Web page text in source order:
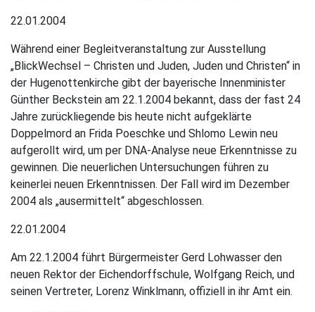
22.01.2004
Während einer Begleitveranstaltung zur Ausstellung
„BlickWechsel – Christen und Juden, Juden und Christen“ in
der Hugenottenkirche gibt der bayerische Innenminister
Günther Beckstein am 22.1.2004 bekannt, dass der fast 24
Jahre zurückliegende bis heute nicht aufgeklärte
Doppelmord an Frida Poeschke und Shlomo Lewin neu
aufgerollt wird, um per DNA-Analyse neue Erkenntnisse zu
gewinnen. Die neuerlichen Untersuchungen führen zu
keinerlei neuen Erkenntnissen. Der Fall wird im Dezember
2004 als „ausermittelt“ abgeschlossen.
22.01.2004
Am 22.1.2004 führt Bürgermeister Gerd Lohwasser den
neuen Rektor der Eichendorffschule, Wolfgang Reich, und
seinen Vertreter, Lorenz Winklmann, offiziell in ihr Amt ein.